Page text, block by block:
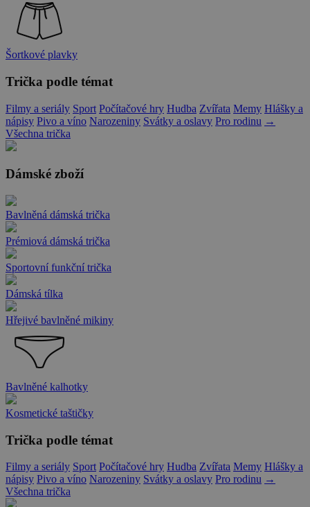
Šortkové plavky
Trička podle témat
Filmy a seriály Sport Počítačové hry Hudba Zvířata Memy Hlášky a
nápisy Pivo a víno Narozeniny Svátky a oslavy Pro rodinu →
Všechna trička
Dámské zboží
Bavlněná dámská trička
Prémiová dámská trička
Sportovní funkční trička
Dámská tílka
Hřejivé bavlněné mikiny
Bavlněné kalhotky
Kosmetické taštičky
Trička podle témat
Filmy a seriály Sport Počítačové hry Hudba Zvířata Memy Hlášky a
nápisy Pivo a víno Narozeniny Svátky a oslavy Pro rodinu →
Všechna trička